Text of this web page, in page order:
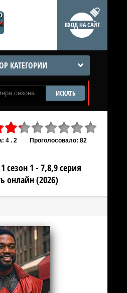
ВХОД НА САЙТ
КАТЕГОРИИ
ИСКАТЬ
4 . 2 Проголосовало: 82
сезон 1 - 7,8,9 серия
онлайн (2026)